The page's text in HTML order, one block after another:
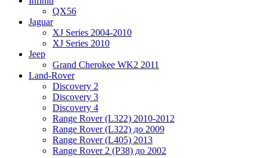
QX56
Jaguar
XJ Series 2004-2010
XJ Series 2010
Jeep
Grand Cherokee WK2 2011
Land-Rover
Discovery 2
Discovery 3
Discovery 4
Range Rover (L322) 2010-2012
Range Rover (L322) до 2009
Range Rover (L405) 2013
Range Rover 2 (P38) до 2002